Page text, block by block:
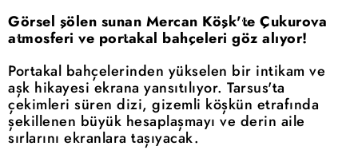
Görsel şölen sunan Mercan Köşk'te Çukurova
atmosferi ve portakal bahçeleri göz alıyor!
Portakal bahçelerinden yükselen bir intikam ve
aşk hikayesi ekrana yansıtılıyor. Tarsus'ta
çekimleri süren dizi, gizemli köşkün etrafında
şekillenen büyük hesaplaşmayı ve derin aile
sırlarını ekranlara taşıyacak.